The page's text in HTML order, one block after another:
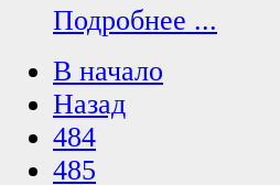
Подробнее ...
В начало
Назад
484
485